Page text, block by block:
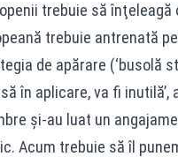
trebuie să
trebuie antrenată
de apărare (‘busolă
în aplicare, va fi
şi-au luat un
Acum trebuie să îl